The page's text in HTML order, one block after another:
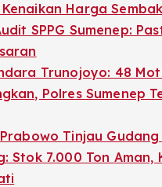
Kenaikan Harga
SPPG Sumenep:
Trunojoyo: 48
Polres Sumenep
Tinjau Gudang
Stok 7.000 Ton Aman,